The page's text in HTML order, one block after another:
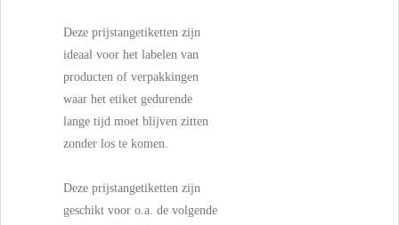
Deze prijstangetiketten zijn
ideaal voor het labelen van
producten of verpakkingen
waar het etiket gedurende
lange tijd moet blijven zitten
zonder los te komen.
Deze prijstangetiketten zijn
geschikt voor o.a. de volgende